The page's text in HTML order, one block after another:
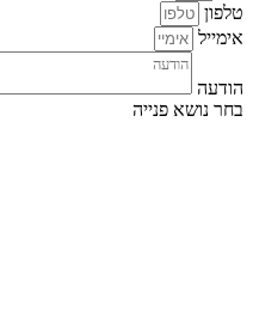
טלפון
אימייל
הודעה
בחר נושא פנייה